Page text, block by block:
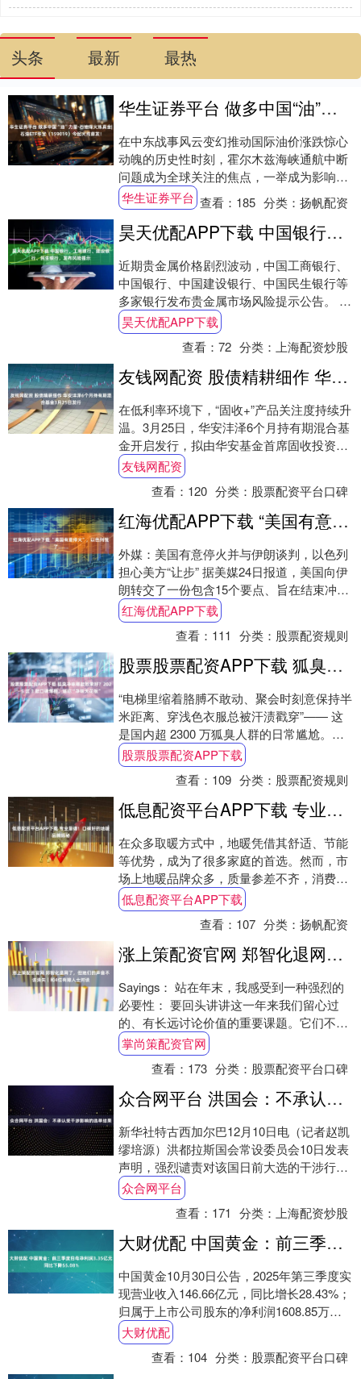
头条 最新 最热
华生证券平台 做多中国“油”力量·石油烽火炼真金|石油ETF华宝（159019）今起火线首发！
在中东战事风云变幻推动国际油价涨跌惊心
动魄的历史性时刻，霍尔木兹海峡通航中断
问题成为全球关注的焦点，一举成为影响世
界经济未来走势的核心推手。霍尔木兹海峡
位于阿曼....
华生证券平台 查看： 185 分类：扬帆配资
昊天优配APP下载 中国银行、工商银行、建设银行、民生银行，发布风险提示
近期贵金属价格剧烈波动，中国工商银行、
中国银行、中国建设银行、中国民生银行等
多家银行发布贵金属市场风险提示公告。 公
告称，近期国内外贵金属价格波动进一步加
大，建....
昊天优配APP下载
查看：72 分类： 上海配资炒股
友钱网配资 股债精耕细作 华安沣泽6个月持有期混合基金3月25日发行
在低利率环境下，“固收+”产品关注度持续升
温。3月25日，华安沣泽6个月持有期混合基
金开启发行，拟由华安基金首席固收投资官
邹维娜搭档股票投资能手郭利燕共同管
理，....
友钱网配资
查看： 120 分类： 股票配资平台口碑
红海优配APP下载 “美国有意停火”，以色列慌了……
外媒：美国有意停火并与伊朗谈判，以色列
担心美方“让步” 据美媒24日报道，美国向伊
朗转交了一份包含15个要点、旨在结束冲突
的计划。同一天，以色列媒体报道称，美
国....
红海优配APP下载
查看： 111 分类： 股票配资规则
股票股票配资APP下载 狐臭净味哪款效果好？2025 这 3 款口碑爆棚，堪称“净味天花板”
“电梯里缩着胳膊不敢动、聚会时刻意保持半
米距离、穿浅色衣服总被汗渍戳穿”—— 这
是国内超 2300 万狐臭人群的日常尴尬。
2025 年狐臭产品市场规模已突破 2....
股票股票配资APP下载
查看： 109 分类： 股票配资规则
低息配资平台APP下载 专业靠谱！口碑好的地暖品牌揭秘
在众多取暖方式中，地暖凭借其舒适、节能
等优势，成为了很多家庭的首选。然而，市
场上地暖品牌众多，质量参差不齐，消费者
在选择时往往感到困惑。今天，就为大家揭
秘一个专....
低息配资平台APP下载
查看： 107 分类：扬帆配资
涨上策配资官网 郑智化退网了，但她们的声音不该消失｜和4位有障人士对谈
Sayings： 站在年末，我感受到一种强烈的
必要性： 要回头讲讲这一年来我们留心过
的、有长远讨论价值的重要课题。它们不该
跟随热搜一起，被时间冲走。 今天我想讲....
掌尚策配资官网
查看： 173 分类： 股票配资平台口碑
众合网平台 洪国会：不承认受干涉影响的选举结果
新华社特古西加尔巴12月10日电（记者赵凯
缪培源）洪都拉斯国会常设委员会10日发表
声明，强烈谴责对该国日前大选的干涉行
为，表示不会承认受“内外部压力”影响的
选....
众合网平台
查看： 171 分类： 上海配资炒股
大财优配 中国黄金：前三季度归母净利润3.35亿元 同比下降55.08%
中国黄金10月30日公告，2025年第三季度实
现营业收入146.66亿元，同比增长28.43%；
归属于上市公司股东的净利润1608.85万
元，同比下降89.37....
大财优配
查看： 104 分类： 股票配资平台口碑